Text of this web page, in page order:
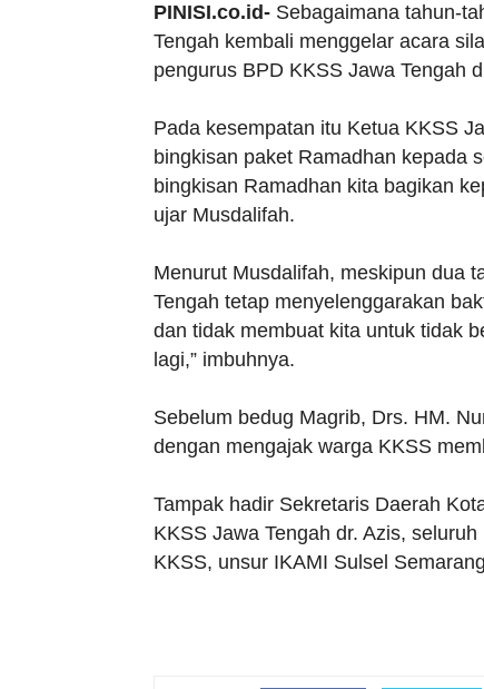
PINISI.co.id- Sebagaimana tahun-
Tengah kembali menggelar acara
pengurus BPD KKSS Jawa Tengah
Pada kesempatan itu Ketua KKSS
bingkisan paket Ramadhan kepada
bingkisan Ramadhan kita bagikan
ujar Musdalifah.
Menurut Musdalifah, meskipun dua
Tengah tetap menyelenggarakan
dan tidak membuat kita untuk tidak
lagi,” imbuhnya.
Sebelum bedug Magrib, Drs. HM.
dengan mengajak warga KKSS
Tampak hadir Sekretaris Daerah
KKSS Jawa Tengah dr. Azis,
KKSS, unsur IKAMI Sulsel